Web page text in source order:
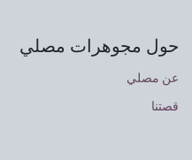
حول مجوهرات مصلي
عن مصلي
قصتنا